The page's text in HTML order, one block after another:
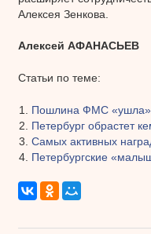
Алексея Зенкова.
Алексей АФАНАСЬЕВ
Статьи по теме:
Пошлина ФМС «ушла»
Петербург обрастет
Самых активных
Петербургские